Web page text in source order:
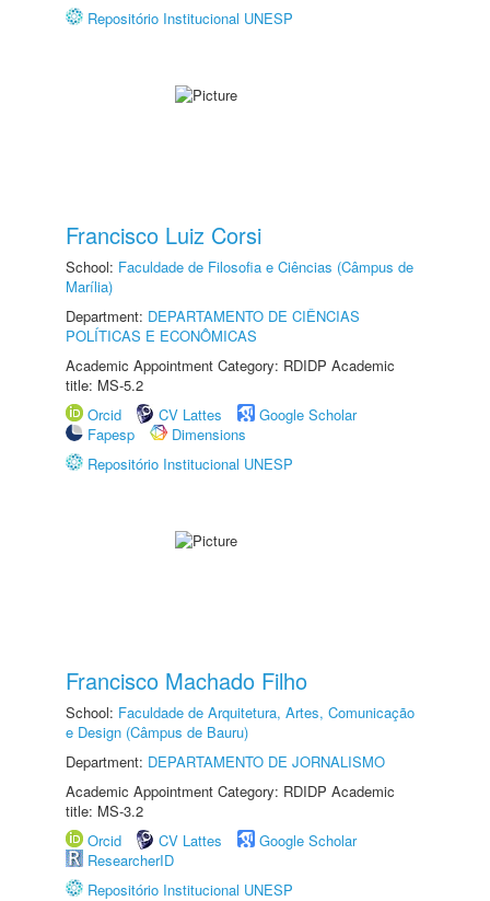
Repositório Institucional UNESP
Francisco Luiz Corsi
School: Faculdade de Filosofia e Ciências (Câmpus de
Marília)
Department: DEPARTAMENTO DE CIÊNCIAS
POLÍTICAS E ECONÔMICAS
Academic Appointment Category: RDIDP Academic
title: MS-5.2
Orcid
CV Lattes
Google Scholar
Fapesp
Dimensions
Repositório Institucional UNESP
Francisco Machado Filho
School: Faculdade de Arquitetura, Artes, Comunicação
e Design (Câmpus de Bauru)
Department: DEPARTAMENTO DE JORNALISMO
Academic Appointment Category: RDIDP Academic
title: MS-3.2
Orcid
CV Lattes
Google Scholar
ResearcherID
Repositório Institucional UNESP